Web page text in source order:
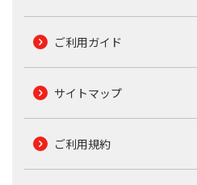
ご利用ガイド
サイトマップ
ご利用規約